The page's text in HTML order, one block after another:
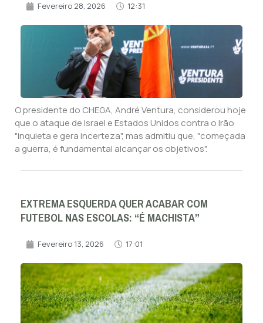
Fevereiro 28, 2026 12:31
O presidente do CHEGA, André Ventura, considerou hoje
que o ataque de Israel e Estados Unidos contra o Irão
"inquieta e gera incerteza", mas admitiu que, "começada
a guerra, é fundamental alcançar os objetivos".
EXTREMA ESQUERDA QUER ACABAR COM
FUTEBOL NAS ESCOLAS: “É MACHISTA”
Fevereiro 13, 2026 17:01